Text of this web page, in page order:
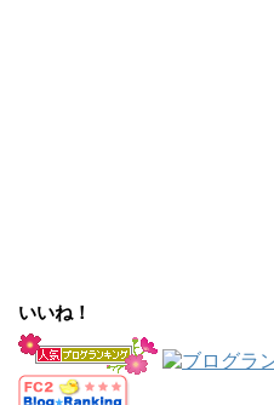
いいね！